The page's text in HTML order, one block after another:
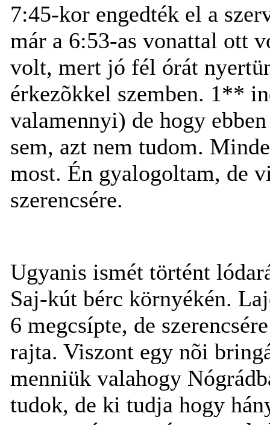
7:45-kor engedték el a
már a 6:53-as vonattal ott
volt, mert jó fél órát
érkezõkkel szemben. 1**
valamennyi) de hogy
sem, azt nem tudom.
most. Én gyalogoltam, de
szerencsére.
Ugyanis ismét történt
Saj-kút bérc környékén.
6 megcsípte, de
rajta. Viszont egy nõi
menniük valahogy
tudok, de ki tudja hogy